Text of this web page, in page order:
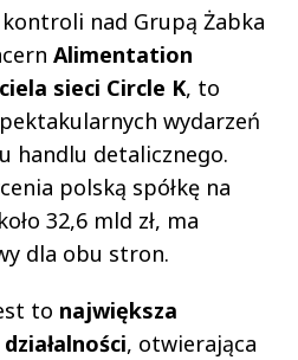
nad Grupą Żabka
Alimentation
sieci Circle K, to
wydarzeń
handlu detalicznego.
polską spółkę na
32,6 mld zł, ma
dla obu stron.
to największa
, otwierająca